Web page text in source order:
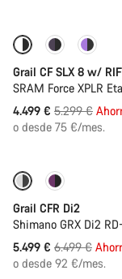
-15%
Grail CF SLX 8 w/
SRAM Force XPLR
4.499 € Precio
original
5.299 €
o desde 75 €/mes.
-15%
Grail CFR Di2
Shimano GRX Di2
5.499 € Precio
original
6.499 €
o desde 92 €/mes.